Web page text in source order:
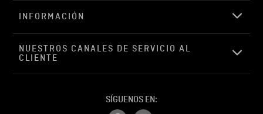
ENVIAR COMENTARIO
INFORMACIÓN
NUESTROS CANALES DE SERVICIO AL
CLIENTE
SÍGUENOS EN: